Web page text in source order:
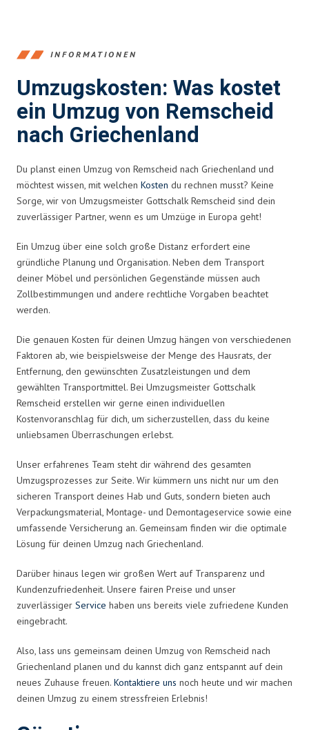
INFORMATIONEN
Umzugskosten: Was kostet
ein Umzug von Remscheid
nach Griechenland
Du planst einen Umzug von Remscheid nach Griechenland und
möchtest wissen, mit welchen Kosten du rechnen musst? Keine
Sorge, wir von Umzugsmeister Gottschalk Remscheid sind dein
zuverlässiger Partner, wenn es um Umzüge in Europa geht!
Ein Umzug über eine solch große Distanz erfordert eine
gründliche Planung und Organisation. Neben dem Transport
deiner Möbel und persönlichen Gegenstände müssen auch
Zollbestimmungen und andere rechtliche Vorgaben beachtet
werden.
Die genauen Kosten für deinen Umzug hängen von verschiedenen
Faktoren ab, wie beispielsweise der Menge des Hausrats, der
Entfernung, den gewünschten Zusatzleistungen und dem
gewählten Transportmittel. Bei Umzugsmeister Gottschalk
Remscheid erstellen wir gerne einen individuellen
Kostenvoranschlag für dich, um sicherzustellen, dass du keine
unliebsamen Überraschungen erlebst.
Unser erfahrenes Team steht dir während des gesamten
Umzugsprozesses zur Seite. Wir kümmern uns nicht nur um den
sicheren Transport deines Hab und Guts, sondern bieten auch
Verpackungsmaterial, Montage- und Demontageservice sowie eine
umfassende Versicherung an. Gemeinsam finden wir die optimale
Lösung für deinen Umzug nach Griechenland.
Darüber hinaus legen wir großen Wert auf Transparenz und
Kundenzufriedenheit. Unsere fairen Preise und unser
zuverlässiger Service haben uns bereits viele zufriedene Kunden
eingebracht.
Also, lass uns gemeinsam deinen Umzug von Remscheid nach
Griechenland planen und du kannst dich ganz entspannt auf dein
neues Zuhause freuen. Kontaktiere uns noch heute und wir machen
deinen Umzug zu einem stressfreien Erlebnis!